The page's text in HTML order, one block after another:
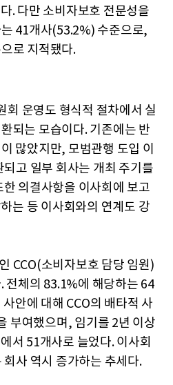
. 다만 소비자보호 전문성을
41개사(53.2%) 수준으로,
로 지적됐다.
회 운영도 형식적 절차에서 실
되는 모습이다. 기존에는 반
많았지만, 모범관행 도입 이
되고 일부 회사는 개최 주기를
의결사항을 이사회에 보고
는 등 이사회와의 연계도 강
CCO(소비자보호 담당 임원)
전체의 83.1%에 해당하는 64
안에 대해 CCO의 배타적 사
부여했으며, 임기를 2년 이상
서 51개사로 늘었다. 이사회
회사 역시 증가하는 추세다.